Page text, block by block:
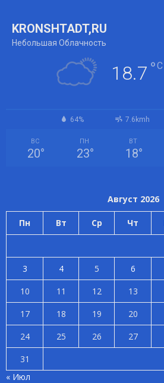
KRONSHTADT,RU
Небольшая Облачность
18.7 °C
64% 7.6kmh
ВС
20°
ПН
23°
ВТ
18°
Август 2026
Пн Вт Ср Чт
3
4 5 6
10
11 12 13
17
18 19 20
24
25 26 27
31
« Июл